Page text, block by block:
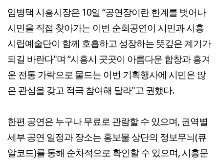
임병택 시흥시장은 10일 “공연장이란 한계를 벗어나
시민을 직접 찾아가는 이번 순회공연이 시민과 시흥
시립예술단이 함께 호흡하고 성장하는 뜻깊은 계기가
되길 바란다"며 “시흥시 곳곳이 아름다운 합창과 흥겨
운 전통 가락으로 물드는 이번 기획행사에 시민은 많
은 관심을 갖고 적극 참여해 달라"고 권했다.
한편 공연은 누구나 무료로 관람할 수 있으며, 권역별
세부 공연 일정과 장소는 홍보물 상단의 정보무늬(큐
알코드)를 통해 순차적으로 확인할 수 있으며, 시흥문